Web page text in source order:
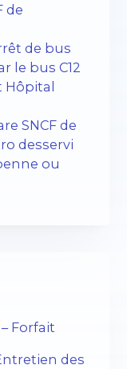
de
de bus
le bus C12
Hôpital
SNCF de
desservi
ou
Forfait
des